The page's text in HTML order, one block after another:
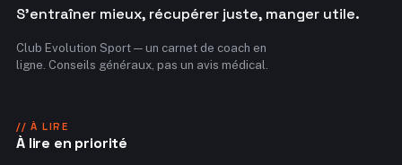
S'entraîner mieux, récupérer juste, manger utile.
Club Evolution Sport — un carnet de coach en
ligne. Conseils généraux, pas un avis médical.
// À LIRE
À lire en priorité